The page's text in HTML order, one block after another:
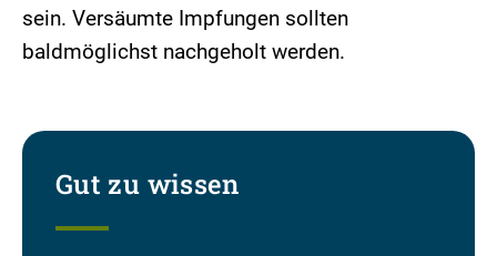
sein. Versäumte Impfungen sollten
baldmöglichst nachgeholt werden.
Gut zu wissen